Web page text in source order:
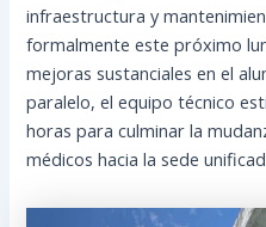
infraestructura y
formalmente este próximo
mejoras sustanciales en el
paralelo, el equipo técnico
horas para culminar la
médicos hacia la sede